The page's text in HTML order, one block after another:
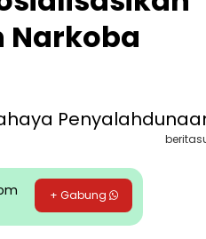
Narkoba
+ Gabung